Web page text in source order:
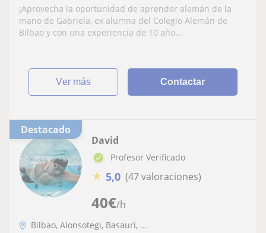
¡Aprovecha la oportunidad de aprender alemán de la
mano de Gabriela, ex alumna del Colegio Alemán de
Bilbao y con una experiencia de 10 año...
ver más Contactar
Destacado
40€/h
David
Profesor Verificado
★ 5,0 (47 valoraciones)
Bilbao, Alonsotegi, Basauri, ...